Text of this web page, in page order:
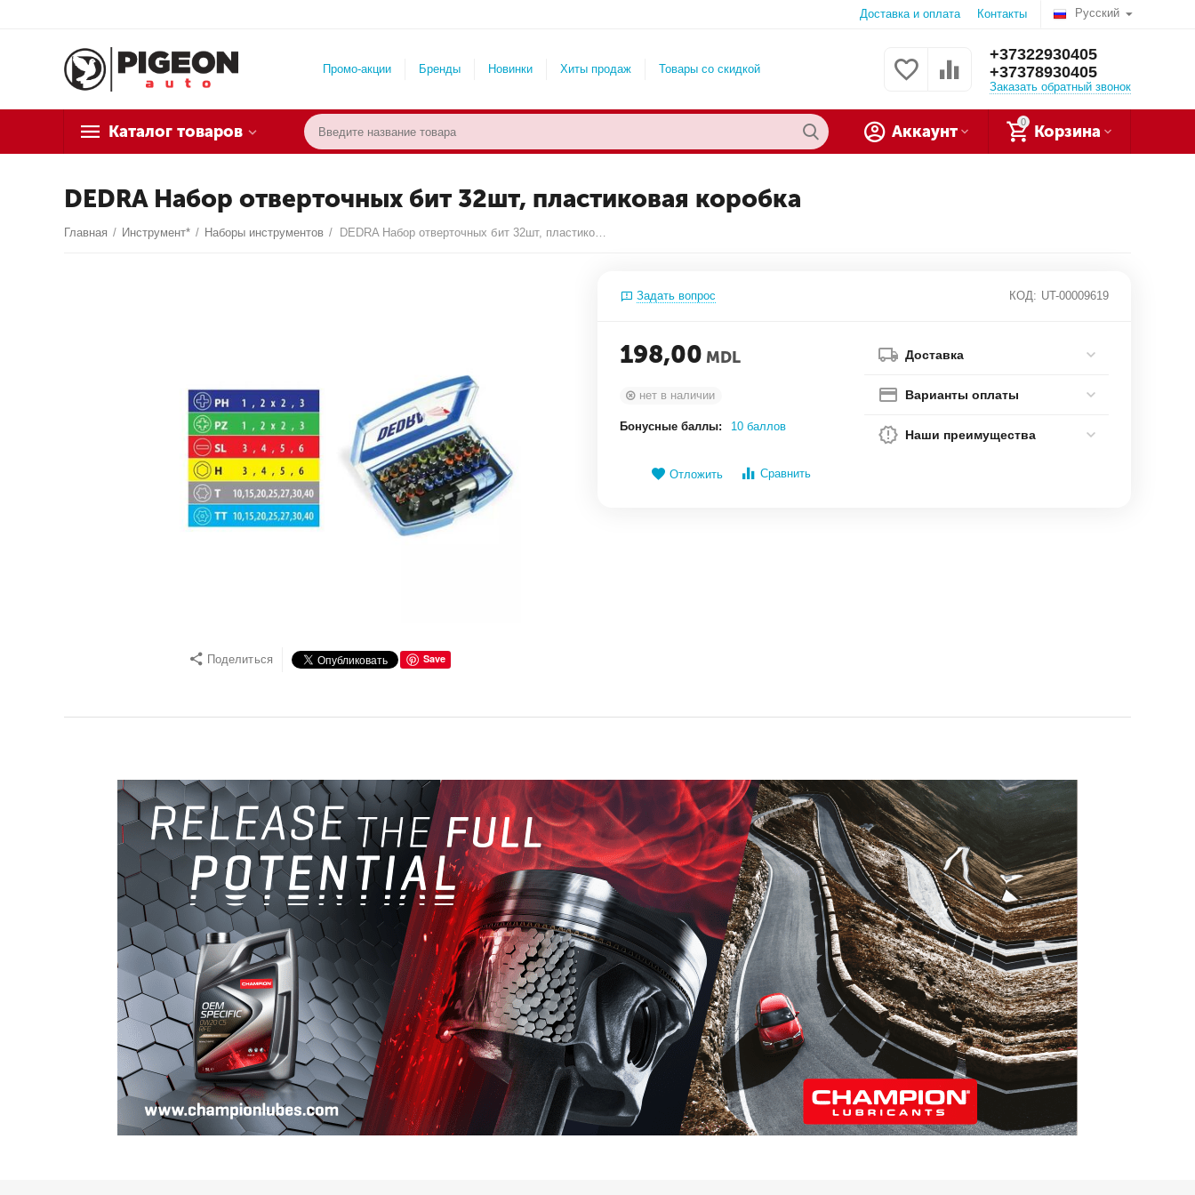
Русский
Доставка и оплата Контакты
Промо-акции Бренды Новинки Хиты продаж Товары со скидкой
+37322930405
+37378930405
Заказать обратный звонок
Каталог товаров
0
Корзина
Аккаунт
DEDRA Набор отверточных бит 32шт, пластиковая коробка
Главная / Инструмент* / Наборы инструментов / DEDRA Набор отверточных бит 32шт, пластиковая коробка
Поделиться Save
Задать вопрос КОД: UT-00009619
198,00 MDL
нет в наличии
Бонусные баллы: 10 баллов
Отложить Сравнить
Доставка
Варианты оплаты
Наши преимущества